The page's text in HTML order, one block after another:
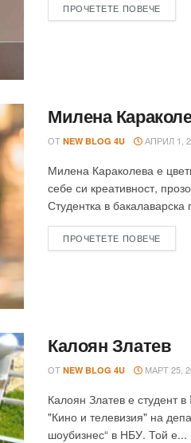
ПРОЧЕТЕТЕ ПОВЕЧЕ
Милена
ОТ NEW BLOG 4U АПРИЛ 1,
Милена Караколева е
себе си креативност,
Студентка в
ПРОЧЕТЕТЕ ПОВЕЧЕ
Калоян Златев
ОТ NEW BLOG 4U МАРТ 25,
Калоян Златев е студент
"Кино и телевизия" на
шоубизнес“ в НБУ. Той е...